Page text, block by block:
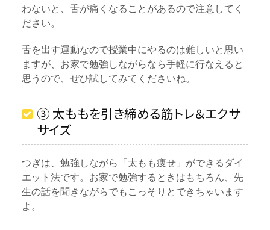
わないと、舌が痛くなることがあるので注意してく
ださい。
舌を出す運動なので授業中にやるのは難しいと思い
ますが、お家で勉強しながらなら手軽に行なえると
思うので、ぜひ試してみてくださいね。
③ 太ももを引き締める筋トレ＆エクサ
サイズ
つぎは、勉強しながら「太もも痩せ」ができるダイ
エット法です。お家で勉強するときはもちろん、先
生の話を聞きながらでもこっそりとできちゃいます
よ。